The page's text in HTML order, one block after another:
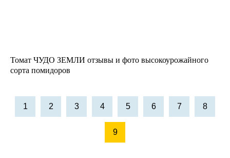
Томат ЧУДО ЗЕМЛИ отзывы и фото высокоурожайного
сорта помидоров
1 2 3 4 5 6 7 8
9